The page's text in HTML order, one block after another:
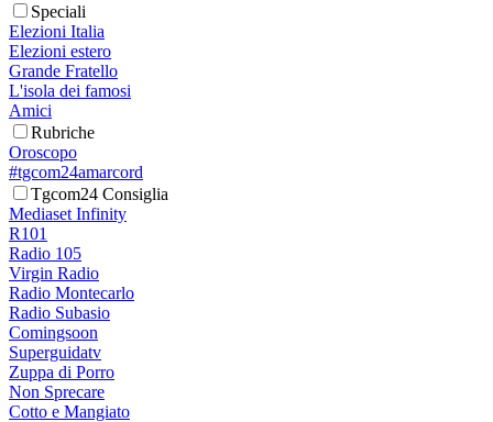
Speciali
Elezioni Italia
Elezioni estero
Grande Fratello
L'isola dei famosi
Amici
Rubriche
Oroscopo
#tgcom24amarcord
Tgcom24 Consiglia
Mediaset Infinity
R101
Radio 105
Virgin Radio
Radio Montecarlo
Radio Subasio
Comingsoon
Superguidatv
Zuppa di Porro
Non Sprecare
Cotto e Mangiato